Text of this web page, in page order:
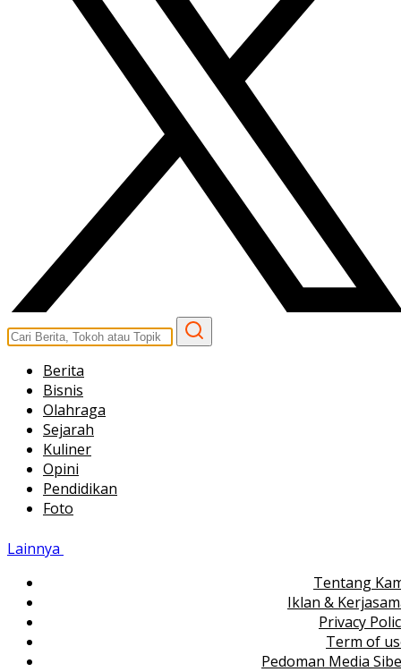
Berita
Bisnis
Olahraga
Sejarah
Kuliner
Opini
Pendidikan
Foto
Lainnya
Tentang
Iklan &
Privacy
Term of
Pedoman Media